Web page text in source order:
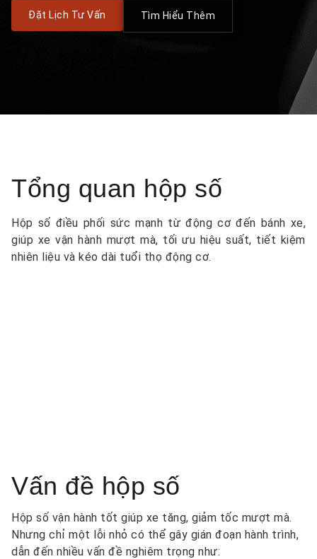
Đặt Lịch Tư Vấn Tìm Hiểu Thêm
Tổng quan hộp số
Hộp số điều phối sức mạnh từ động cơ đến bánh xe,
giúp xe vận hành mượt mà, tối ưu hiệu suất, tiết kiệm
nhiên liệu và kéo dài tuổi thọ động cơ.
Vấn đề hộp số
Hộp số vận hành tốt giúp xe tăng, giảm tốc mượt mà.
Nhưng chỉ một lỗi nhỏ có thể gây gián đoạn hành trình,
dẫn đến nhiều vấn đề nghiêm trọng như: